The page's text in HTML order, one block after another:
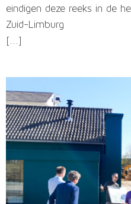
eindigen deze reeks in de
Zuid-Limburg
[...]